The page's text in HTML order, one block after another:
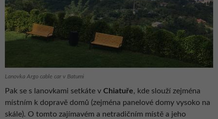
Lanovka Argo cable car v Batumi
Pak se s lanovkami setkáte v Chiatuře, kde slouží zejména
místním k dopravě domů (zejména panelové domy vysoko na
skále). O tomto zajímavém a netradičním místě a jeho